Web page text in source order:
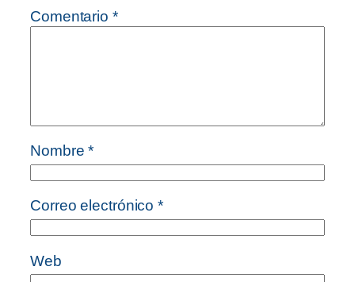
Comentario *
Nombre*
Correo electrónico*
Web